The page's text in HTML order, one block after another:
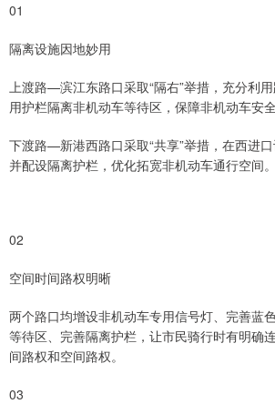
01
隔离设施因地妙用
上渡路—滨江东路口采取“隔右”举措，充分利用
用护栏隔离非机动车等待区，保障非机动车安
下渡路—新港西路口采取“共享”举措，在西进口
并配设隔离护栏，优化拓宽非机动车通行空间。
02
空间时间路权明晰
两个路口均增设非机动车专用信号灯、完善蓝
等待区、完善隔离护栏，让市民骑行时有明确
间路权和空间路权。
03